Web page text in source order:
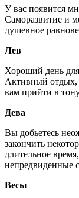
У вас появится
Саморазвитие и
душевное
Лев
Хороший день
Активный отдых,
вам прийти в
Дева
Вы добьетесь
закончить
длительное
непредвиденные
Весы